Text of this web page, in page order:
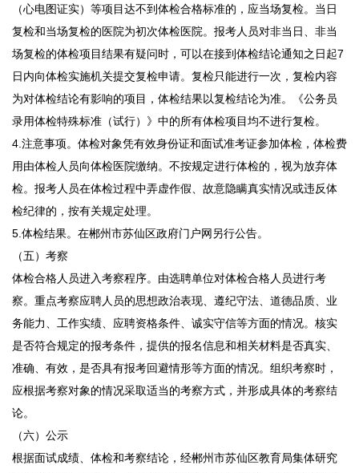
（心电图证实）等项目达不到体检合格标准的，应当场复检。当日
复检和当场复检的医院为初次体检医院。报考人员对非当日、非当
场复检的体检项目结果有疑问时，可以在接到体检结论通知之日起7
日内向体检实施机关提交复检申请。复检只能进行一次，复检内容
为对体检结论有影响的项目，体检结果以复检结论为准。《公务员
录用体检特殊标准（试行）》中的所有体检项目均不进行复检。
4.注意事项。体检对象凭有效身份证和面试准考证参加体检，体检费
用由体检人员向体检医院缴纳。不按规定进行体检的，视为放弃体
检。报考人员在体检过程中弄虚作假、故意隐瞒真实情况或违反体
检纪律的，按有关规定处理。
5.体检结果。在郴州市苏仙区政府门户网另行公告。
（五）考察
体检合格人员进入考察程序。由选聘单位对体检合格人员进行考
察。重点考察应聘人员的思想政治表现、遵纪守法、道德品质、业
务能力、工作实绩、应聘资格条件、诚实守信等方面的情况。核实
是否符合规定的报考条件，提供的报名信息和相关材料是否真实、
准确、有效，是否具有报考回避情形等方面的情况。组织考察时，
应根据考察对象的情况采取适当的考察方式，并形成具体的考察结
论。
（六）公示
根据面试成绩、体检和考察结论，经郴州市苏仙区教育局集体研究